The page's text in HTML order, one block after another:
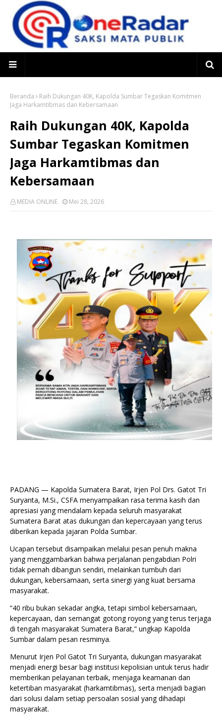
Beranda
Raih Dukungan 40K, Kapolda Sumbar Tegaskan Komitmen
Jaga Harkamtibmas dan Kebersamaan
Raih Dukungan 40K, Kapolda
Sumbar Tegaskan Komitmen
Jaga Harkamtibmas dan
Kebersamaan
MEDIA ONLINE Mei 28, 2026
PADANG — Kapolda Sumatera Barat, Irjen Pol Drs. Gatot Tri
Suryanta, M.Si., CSFA menyampaikan rasa terima kasih dan
apresiasi yang mendalam kepada seluruh masyarakat
Sumatera Barat atas dukungan dan kepercayaan yang terus
diberikan kepada jajaran Polda Sumbar.
Ucapan tersebut disampaikan melalui pesan penuh makna
yang menggambarkan bahwa perjalanan pengabdian Polri
tidak pernah dibangun sendiri, melainkan tumbuh dari
dukungan, kebersamaan, serta sinergi yang kuat bersama
masyarakat.
“40 ribu bukan sekadar angka, tetapi simbol kebersamaan,
kepercayaan, dan semangat gotong royong yang terus terjaga
di tengah masyarakat Sumatera Barat,” ungkap Kapolda
Sumbar dalam pesan resminya.
Menurut Irjen Pol Gatot Tri Suryanta, dukungan masyarakat
menjadi energi besar bagi institusi kepolisian untuk terus hadir
memberikan pelayanan terbaik, menjaga keamanan dan
ketertiban masyarakat (harkamtibmas), serta menjadi bagian
dari solusi dalam setiap persoalan sosial yang dihadapi
masyarakat.